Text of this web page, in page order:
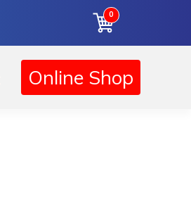
0
Online Shop